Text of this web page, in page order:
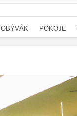
OBÝVÁK POKOJE